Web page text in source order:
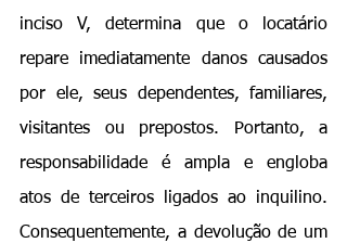
inciso V, determina que o locatário
repare imediatamente danos causados
por ele, seus dependentes, familiares,
visitantes ou prepostos. Portanto, a
responsabilidade é ampla e engloba
atos de terceiros ligados ao inquilino.
Consequentemente, a devolução de um